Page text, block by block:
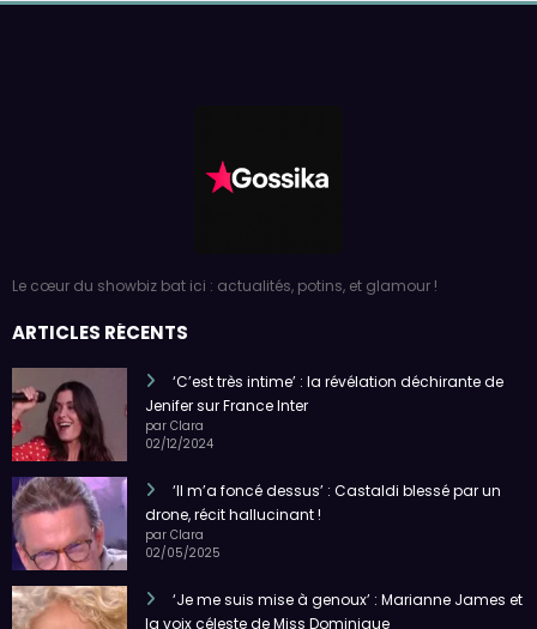
Le cœur du showbiz bat ici : actualités, potins, et glamour !
ARTICLES RÉCENTS
‘C’est très intime’ : la révélation déchirante de
Jenifer sur France Inter
par Clara
02/12/2024
‘Il m’a foncé dessus’ : Castaldi blessé par un
drone, récit hallucinant !
par Clara
02/05/2025
‘Je me suis mise à genoux’ : Marianne James et
la voix céleste de Miss Dominique